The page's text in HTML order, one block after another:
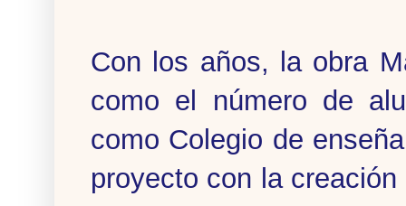
Con los años, la obra
como el número de
como Colegio de
proyecto con la